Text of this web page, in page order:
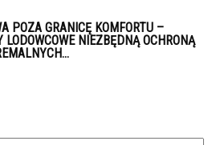
POZA GRANICĘ KOMFORTU –
LODOWCOWE NIEZBĘDNĄ OCHRONĄ